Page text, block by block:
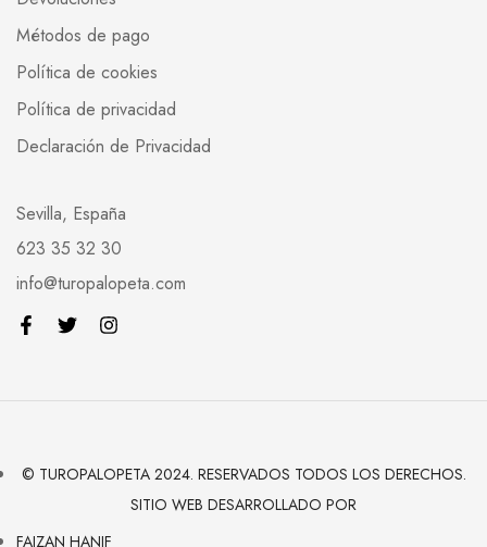
Métodos de pago
Política de cookies
Política de privacidad
Declaración de Privacidad
Sevilla, España
623 35 32 30
info@turopalopeta.com
© TUROPALOPETA 2024. RESERVADOS TODOS LOS DERECHOS.
SITIO WEB DESARROLLADO POR
FAIZAN HANIF